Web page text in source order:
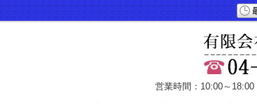
営業時間：10:00～18:00